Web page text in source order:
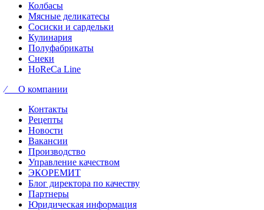
Колбасы
Мясные деликатесы
Сосиски и сардельки
Кулинария
Полуфабрикаты
Снеки
HoReCa Line
⁄ О компании
Контакты
Рецепты
Новости
Вакансии
Производство
Управление качеством
ЭКОРЕМИТ
Блог директора по качеству
Партнеры
Юридическая информация